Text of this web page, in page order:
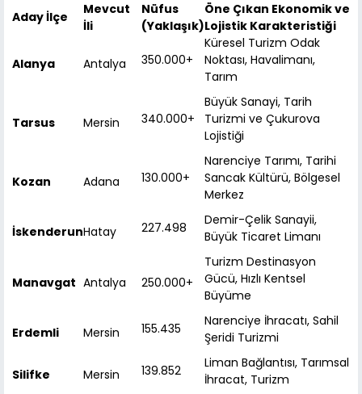
Aday İlçe
Mevcut
İli
Nüfus
(Yaklaşık)
Öne Çıkan Ekonomik ve
Lojistik Karakteristiği
Alanya Antalya 350.000+
Küresel Turizm Odak
Noktası, Havalimanı,
Tarım
Tarsus Mersin 340.000+
Büyük Sanayi, Tarih
Turizmi ve Çukurova
Lojistiği
Kozan Adana 130.000+
Narenciye Tarımı, Tarihi
Sancak Kültürü, Bölgesel
Merkez
İskenderunHatay 227.498
Demir-Çelik Sanayii,
Büyük Ticaret Limanı
Manavgat Antalya 250.000+
Turizm Destinasyon
Gücü, Hızlı Kentsel
Büyüme
Erdemli Mersin 155.435
Narenciye İhracatı, Sahil
Şeridi Turizmi
Silifke Mersin 139.852
Liman Bağlantısı, Tarımsal
İhracat, Turizm